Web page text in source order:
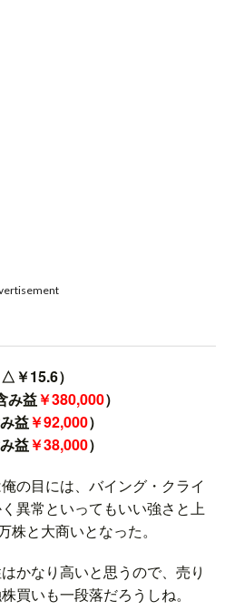
15.6）
み益￥380,000）
益￥92,000）
益￥38,000）
の目には、バイング・クライ
異常といってもいい強さと上
と大商いとなった。
かなり高いと思うので、売り
買いも一段落だろうしね。